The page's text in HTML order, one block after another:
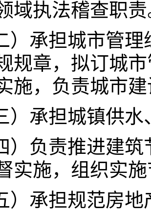
域执法稽查职
）承担城市管
规章，拟订城
施，负责城市
）承担城镇供
）负责推进建
实施，组织实
）承担规范房